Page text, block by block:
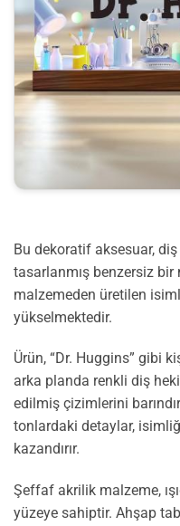
Bu dekoratif aksesuar,
tasarlanmış benzersiz
malzemeden üretilen
yükselmektedir.
Ürün, “Dr. Huggins” gibi
arka planda renkli diş
edilmiş çizimlerini
tonlardaki detaylar,
kazandırır.
Şeffaf akrilik malzeme,
yüzeye sahiptir. Ahşap